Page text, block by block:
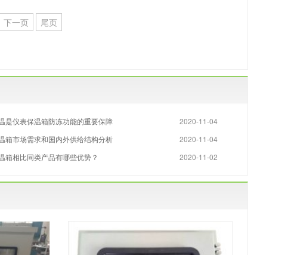
下一页 尾页
2020-11-04
是仪表保温箱防冻功能的重要保障
2020-11-04
箱市场需求和国内外供给结构分析
2020-11-02
箱相比同类产品有哪些优势？